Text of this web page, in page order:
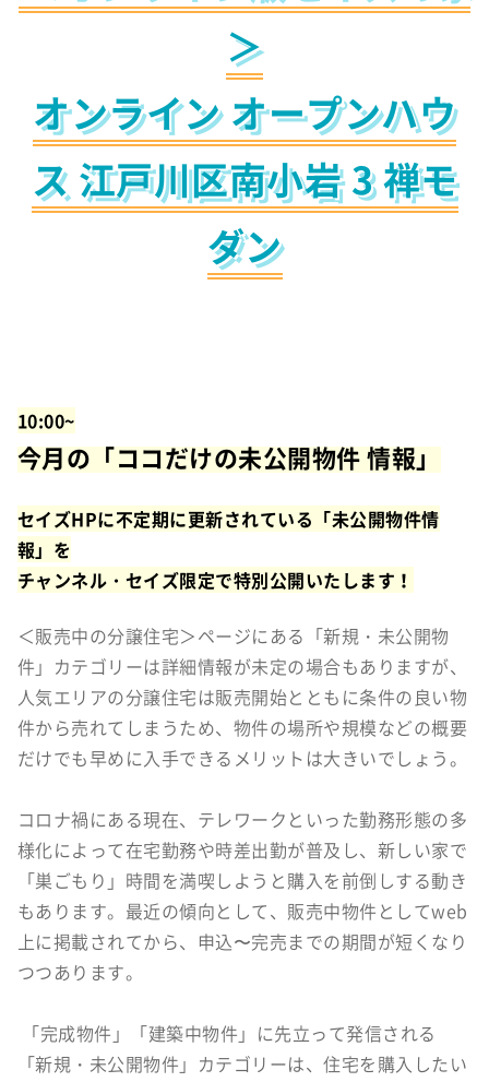
＞
オンライン オープンハウ
ス 江戸川区南小岩 3 禅モ
ダン
10:00~
今月の「ココだけの未公開物件 情報」
セイズHPに不定期に更新されている「未公開物件情
報」を
チャンネル・セイズ限定で特別公開いたします！
＜販売中の分譲住宅＞ページにある「新規・未公開物
件」カテゴリーは詳細情報が未定の場合もありますが、
人気エリアの分譲住宅は販売開始とともに条件の良い物
件から売れてしまうため、物件の場所や規模などの概要
だけでも早めに入手できるメリットは大きいでしょう。
コロナ禍にある現在、テレワークといった勤務形態の多
様化によって在宅勤務や時差出勤が普及し、新しい家で
「巣ごもり」時間を満喫しようと購入を前倒しする動き
もあります。最近の傾向として、販売中物件としてweb
上に掲載されてから、申込〜完売までの期間が短くなり
つつあります。
「完成物件」「建築中物件」に先立って発信される
「新規・未公開物件」カテゴリーは、住宅を購入したい